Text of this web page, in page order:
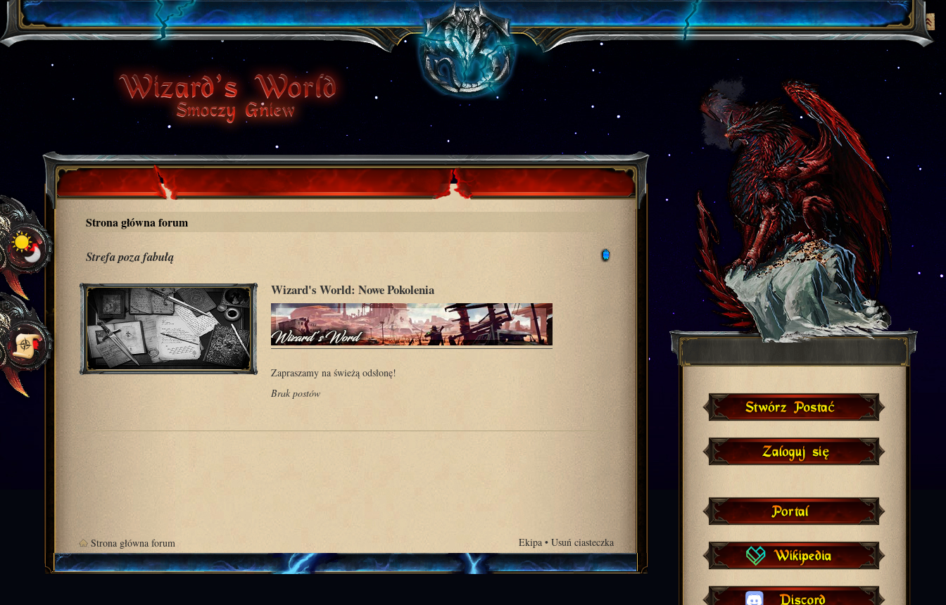
Strona główna forum
Strefa poza fabułą
Wizard's World: Nowe Pokolenia
Zapraszamy na świeżą odsłonę!
Brak postów
Strona główna forum Ekipa • Usuń ciasteczka